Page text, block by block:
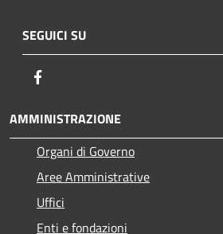
SEGUICI SU
AMMINISTRAZIONE
Organi di Governo
Aree Amministrative
Uffici
Enti e fondazioni